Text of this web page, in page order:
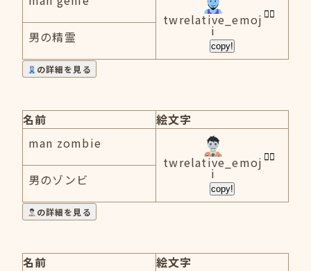
twrelative_emoj
i
copy!
男の精霊
の詳細を見る
名前
絵文字
man zombie
twrelative_emoj
i
copy!
男のゾンビ
の詳細を見る
名前
絵文字